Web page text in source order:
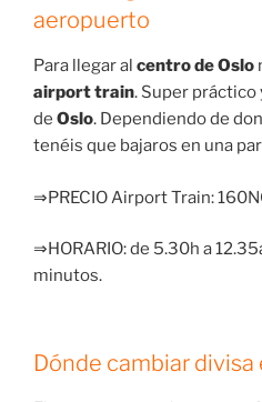
aeropuerto
Para llegar al centro de Oslo
airport train. Super práctico
de Oslo. Dependiendo de
tenéis que bajaros en una
⇒PRECIO Airport Train:
⇒HORARIO: de 5.30h a
minutos.
Dónde cambiar divisa